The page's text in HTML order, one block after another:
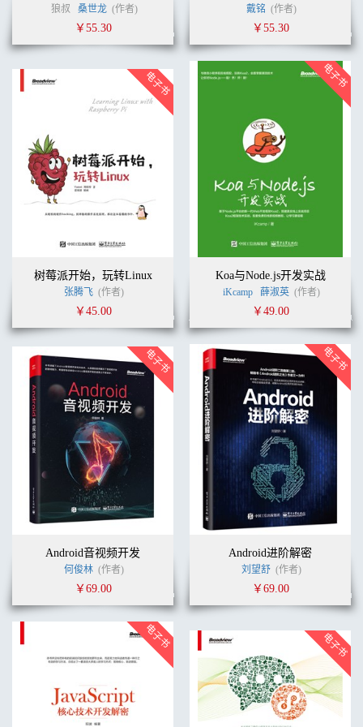
狼叔 桑世龙 (作者)
￥55.30
戴铭 (作者)
￥55.30
树莓派开始，玩转Linux
张腾飞 (作者)
￥45.00
Koa与Node.js开发实战
iKcamp 薛淑英 (作者)
￥49.00
Android音视频开发
何俊林 (作者)
￥69.00
Android进阶解密
刘望舒 (作者)
￥69.00